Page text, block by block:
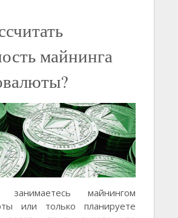
майнинга
майнингом
или только планируете